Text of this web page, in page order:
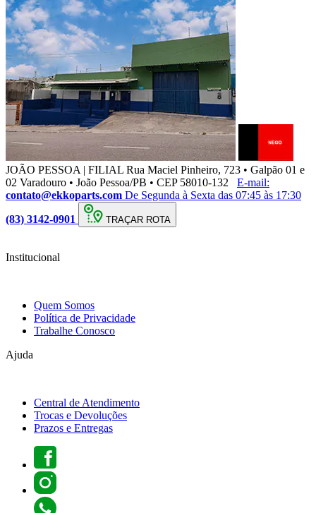
JOÃO PESSOA | FILIAL Rua Maciel Pinheiro, 723 • Galpão 01 e
02 Varadouro • João Pessoa/PB • CEP 58010-132
E-mail:
contato@ekkoparts.com De Segunda à Sexta das 07:45 às 17:30
(83) 3142-0901
TRAÇAR ROTA
Institucional
Quem Somos
Política de Privacidade
Trabalhe Conosco
Ajuda
Central de Atendimento
Trocas e Devoluções
Prazos e Entregas